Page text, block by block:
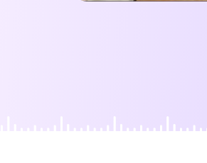
Chaîne YouTube officielle